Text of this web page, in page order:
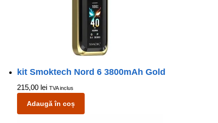
kit Smoktech Nord 6 3800mAh Gold
215,00 lei TVA inclus
Adaugă în coș